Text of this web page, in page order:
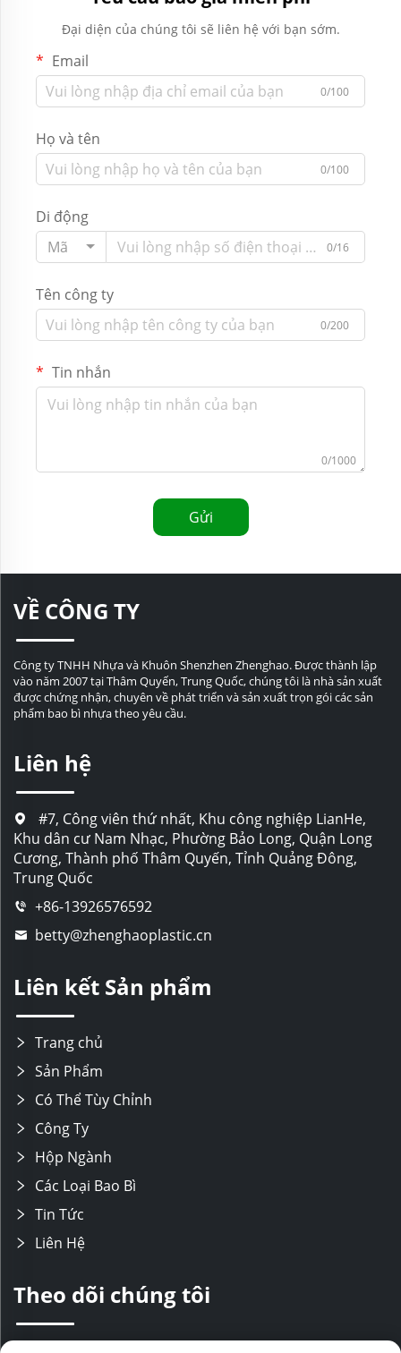
Đại diện của chúng tôi sẽ liên hệ với bạn sớm.
Email
0/100
Họ và tên
0/100
Di động
Mã
0/16
Tên công ty
0/200
Tin nhắn
0/1000
Gửi
VỀ CÔNG TY
Công ty TNHH Nhựa và Khuôn Shenzhen Zhenghao. Được thành lập
vào năm 2007 tại Thâm Quyến, Trung Quốc, chúng tôi là nhà sản xuất
được chứng nhận, chuyên về phát triển và sản xuất trọn gói các sản
phẩm bao bì nhựa theo yêu cầu.
Liên hệ
#7, Công viên thứ nhất, Khu công nghiệp LianHe,
Khu dân cư Nam Nhạc, Phường Bảo Long, Quận Long
Cương, Thành phố Thâm Quyến, Tỉnh Quảng Đông,
Trung Quốc
+86-13926576592
betty@zhenghaoplastic.cn
Liên kết Sản phẩm
Trang chủ
Sản Phẩm
Có Thể Tùy Chỉnh
Công Ty
Hộp Ngành
Các Loại Bao Bì
Tin Tức
Liên Hệ
Theo dõi chúng tôi